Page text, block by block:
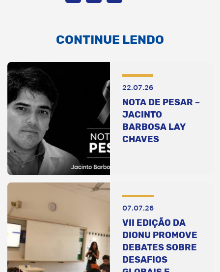
CONTINUE LENDO
22.07.26
NOTA DE PESAR –
JACINTO
BARBOSA LAY
CHAVES
07.07.26
VII EDIÇÃO DA
DIONU PROMOVE
DEBATES SOBRE
DESAFIOS